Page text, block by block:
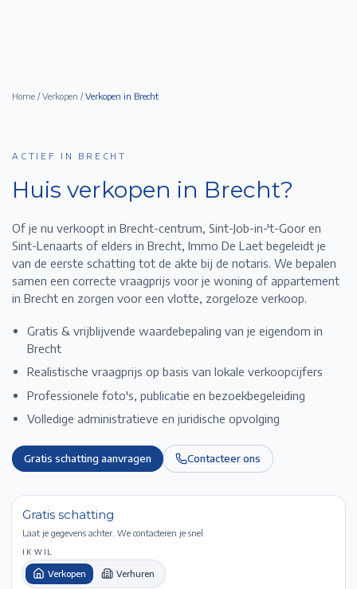
Home / Verkopen /Verkopen in Brecht
ACTIEF IN BRECHT
Huis verkopen in Brecht?
Of je nu verkoopt in Brecht-centrum, Sint-Job-in-'t-Goor en
Sint-Lenaarts of elders in Brecht, Immo De Laet begeleidt je
van de eerste schatting tot de akte bij de notaris. We bepalen
samen een correcte vraagprijs voor je woning of appartement
in Brecht en zorgen voor een vlotte, zorgeloze verkoop.
Gratis & vrijblijvende waardebepaling van je eigendom in
Brecht
Realistische vraagprijs op basis van lokale verkoopcijfers
Professionele foto's, publicatie en bezoekbegeleiding
Volledige administratieve en juridische opvolging
Gratis schatting aanvragen Contacteer ons
Gratis schatting
Laat je gegevens achter. We contacteren je snel.
IK WIL
Verkopen Verhuren